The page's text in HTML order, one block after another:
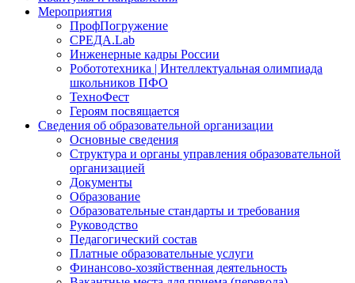
Мероприятия
ПрофПогружение
СРЕДА.Lab
Инженерные кадры России
Робототехника | Интеллектуальная олимпиада
школьников ПФО
ТехноФест
Героям посвящается
Сведения об образовательной организации
Основные сведения
Структура и органы управления образовательной
организацией
Документы
Образование
Образовательные стандарты и требования
Руководство
Педагогический состав
Платные образовательные услуги
Финансово-хозяйственная деятельность